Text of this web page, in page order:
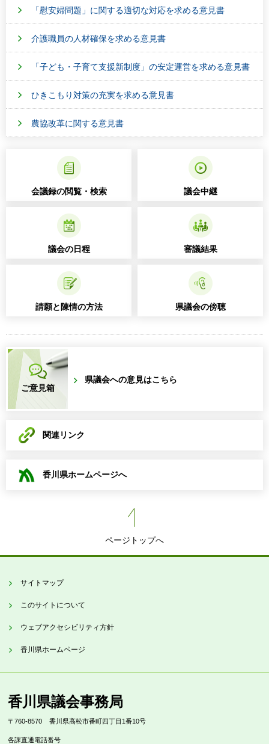
「慰安婦問題」に関する適切な対応を求める意見書
介護職員の人材確保を求める意見書
「子ども・子育て支援新制度」の安定運営を求める意見書
ひきこもり対策の充実を求める意見書
農協改革に関する意見書
会議録の閲覧・検索 議会中継
議会の日程 審議結果
請願と陳情の方法 県議会の傍聴
ご意見箱
県議会への意見はこちら
関連リンク
香川県ホームページへ
ページトップへ
サイトマップ
このサイトについて
ウェブアクセシビリティ方針
香川県ホームページ
香川県議会事務局
〒760-8570 香川県高松市番町四丁目1番10号
各課直通電話番号